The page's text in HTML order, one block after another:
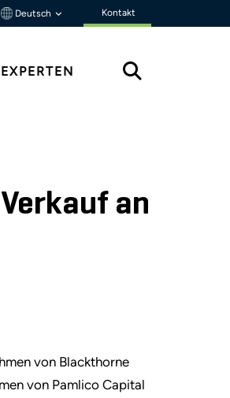
Deutsch Kontakt
EXPERTEN
an
von Blackthorne
von Pamlico Capital